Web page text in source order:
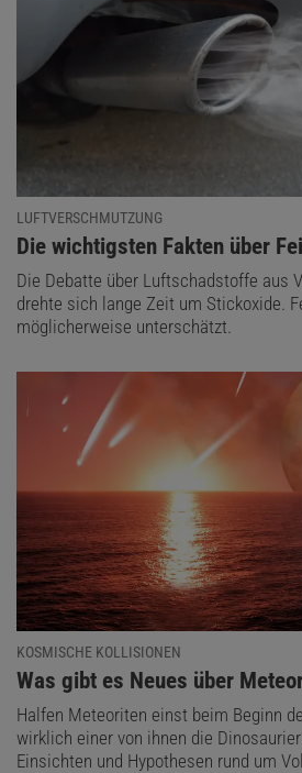
LUFTVERSCHMUTZUNG
:Die wichtigsten Fakten über
Die Debatte über Luftschadstoffe aus
drehte sich lange Zeit um Stickoxide.
möglicherweise unterschätzt.
KOSMISCHE KOLLISIONEN
:
Was gibt es Neues über
Halfen Meteoriten einst beim Beginn
wirklich einer von ihnen die
Einsichten und Hypothesen rund um